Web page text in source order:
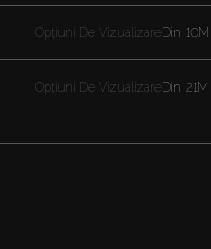
Opțiuni De Vizualizare
Opțiuni De Vizualizare
Din 10M
Din 21M